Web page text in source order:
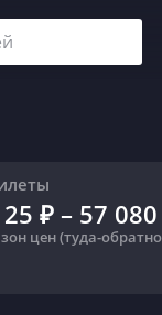
₽ – 57
цен (туда-